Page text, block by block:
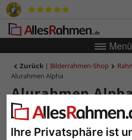
Ihre Privatsphäre ist
Menü
Zurück | Bilderrahmen-Shop
Alurahmen Alpha
Alurahmen